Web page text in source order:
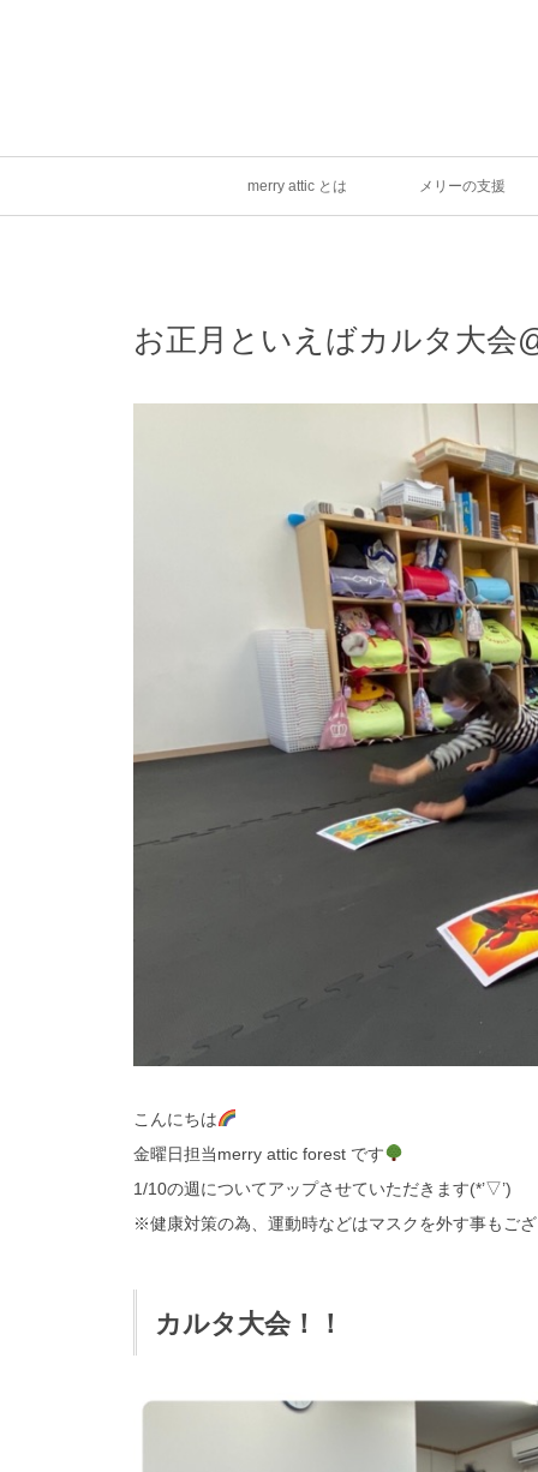
merry attic とは メリーの支援
お正月といえばカルタ大会
こんにちは
金曜日担当merry attic forest です
1/10の週についてアップさせていただきます(*’▽’)
※健康対策の為、運動時などはマスクを外す事もご
カルタ大会！！